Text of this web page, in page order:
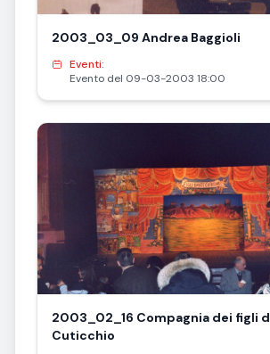
2003_03_09 Andrea Baggioli
Eventi:
Evento del 09-03-2003 18:00
2003_02_16 Compagnia dei figli
Cuticchio